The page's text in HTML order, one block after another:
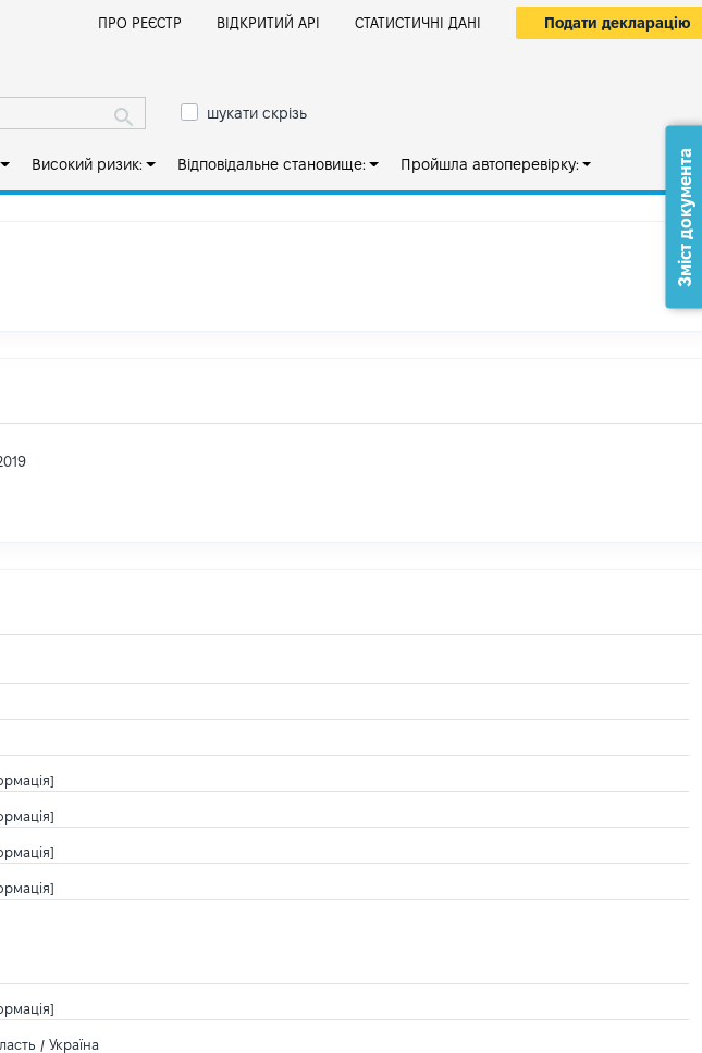
ПРО РЕЄСТР ВІДКРИТИЙ АРІ СТАТИСТИЧНІ ДАНІ Подати декларацію
шукати скрізь
Високий ризик: Відповідальне становище: Пройшла автоперевірку:
/ Україна
Зміст документа